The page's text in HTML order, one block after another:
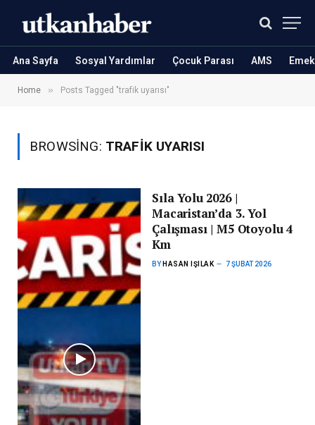
Ana Sayfa Sosyal Yardımlar Çocuk Parası AMS
Home » Posts Tagged "trafik uyarısı"
BROWSING: TRAFIK UYARISI
Sıla Yolu 2026 |
Macaristan’da 3. Yol
Çalışması | M5 Otoyolu 4
Km
BY HASAN IŞILAK 7 ŞUBAT 2026